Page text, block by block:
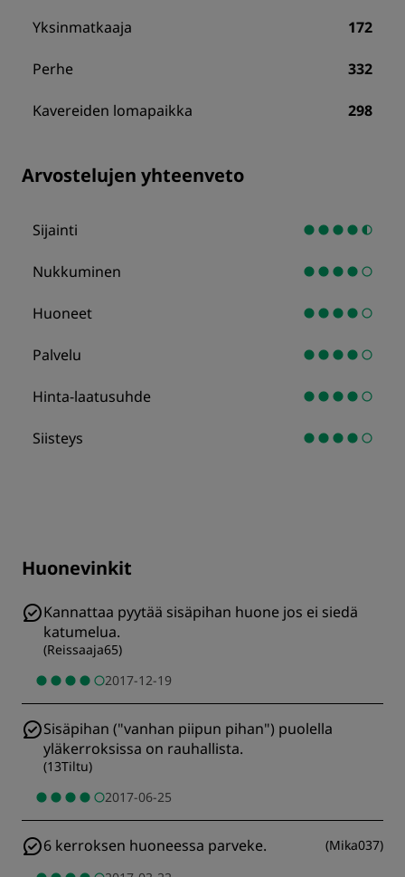
Yksinmatkaaja 172
Perhe 332
Kavereiden lomapaikka 298
Arvostelujen yhteenveto
Sijainti
Nukkuminen
Huoneet
Palvelu
Hinta-laatusuhde
Siisteys
Huonevinkit
Kannattaa pyytää sisäpihan huone jos ei siedä
katumelua.
(Reissaaja65)
2017-12-19
Sisäpihan ("vanhan piipun pihan") puolella
yläkerroksissa on rauhallista.
(13Tiltu)
2017-06-25
6 kerroksen huoneessa parveke. (Mika037)